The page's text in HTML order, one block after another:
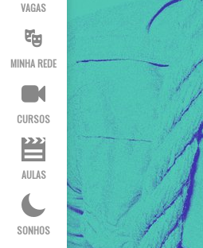
VAGAS
MINHA REDE
CURSOS
AULAS
SONHOS